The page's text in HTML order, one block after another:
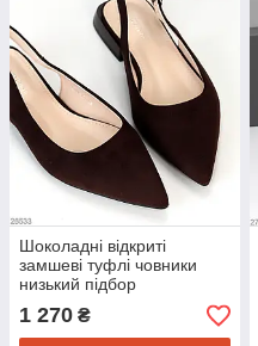
Шоколадні відкриті
замшеві туфлі човники
низький підбор
1 270 ₴